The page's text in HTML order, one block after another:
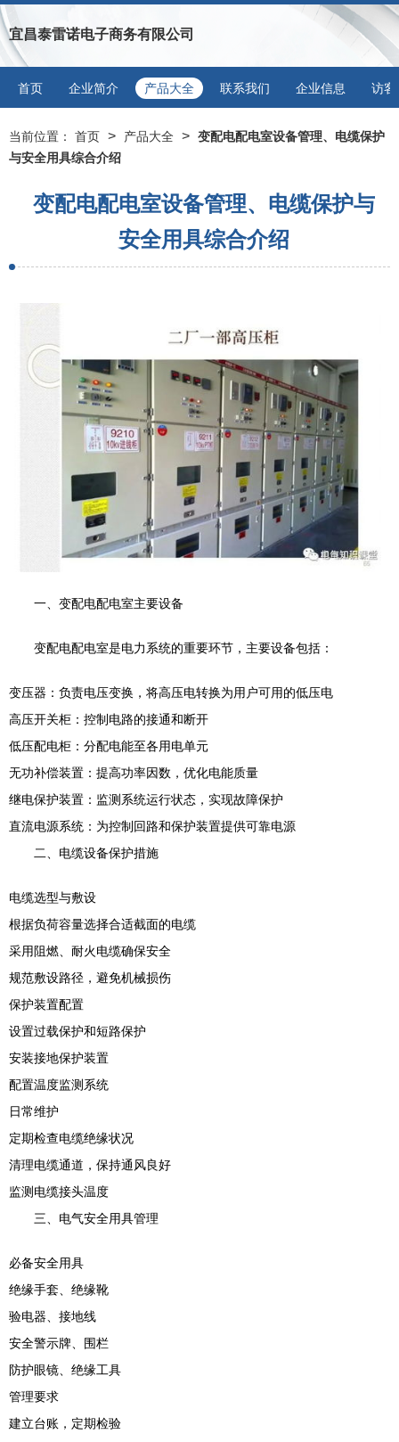
宜昌泰雷诺电子商务有限公司
首页 企业简介 产品大全 联系我们 企业信息 访客
当前位置： 首页 > 产品大全 > 变配电配电室设备管理、电缆保护
与安全用具综合介绍
变配电配电室设备管理、电缆保护与
安全用具综合介绍
一、变配电配电室主要设备
变配电配电室是电力系统的重要环节，主要设备包括：
变压器：负责电压变换，将高压电转换为用户可用的低压电
高压开关柜：控制电路的接通和断开
低压配电柜：分配电能至各用电单元
无功补偿装置：提高功率因数，优化电能质量
继电保护装置：监测系统运行状态，实现故障保护
直流电源系统：为控制回路和保护装置提供可靠电源
二、电缆设备保护措施
电缆选型与敷设
根据负荷容量选择合适截面的电缆
采用阻燃、耐火电缆确保安全
规范敷设路径，避免机械损伤
保护装置配置
设置过载保护和短路保护
安装接地保护装置
配置温度监测系统
日常维护
定期检查电缆绝缘状况
清理电缆通道，保持通风良好
监测电缆接头温度
三、电气安全用具管理
必备安全用具
绝缘手套、绝缘靴
验电器、接地线
安全警示牌、围栏
防护眼镜、绝缘工具
管理要求
建立台账，定期检验